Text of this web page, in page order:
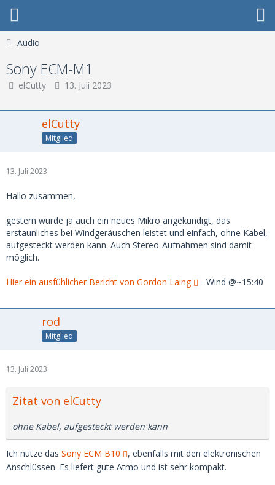
Audio
Sony ECM-M1
elCutty 13. Juli 2023
elCutty
Mitglied
13. Juli 2023
Hallo zusammen,
gestern wurde ja auch ein neues Mikro angekündigt, das
erstaunliches bei Windgeräuschen leistet und einfach, ohne Kabel,
aufgesteckt werden kann. Auch Stereo-Aufnahmen sind damit
möglich.
Hier ein ausfühlicher Bericht von Gordon Laing - Wind @~15:40
rod
Mitglied
13. Juli 2023
Zitat von elCutty
ohne Kabel, aufgesteckt werden kann
Ich nutze das Sony ECM B10
, ebenfalls mit den elektronischen
Anschlüssen. Es liefert gute Atmo und ist sehr kompakt.